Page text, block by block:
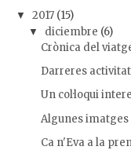
▼ 2017 (15)
▼ diciembre (6)
Crònica del
Darreres
Un col·loqui
Algunes imatges
Ca n'Eva a la